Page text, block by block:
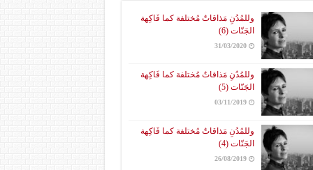
وللمُدُنِ مَذاقاتٌ مُختلفة كما فَاكِهة
الجَنّات (6)
31/03/2020
وللمُدُنِ مَذاقاتٌ مُختلفة كما فَاكِهة
الجَنّات (5)
03/11/2019
وللمُدُنِ مَذاقاتٌ مُختلفة كما فَاكِهة
الجَنّات (4)
26/08/2019